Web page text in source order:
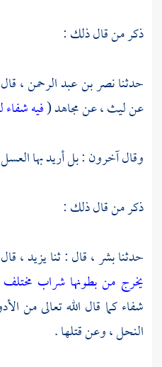
ذكر من قال ذلك :
حدثنانصر بن عبد الرحمن ،
عنليث ،عنمجاهد(فيه
وقال آخرون : بل أريد بها
ذكر من قال ذلك :
حدثنابشر ،قال : ثنايزيد ،
يخرج من بطونها شراب مختلف
شفاء كما قال الله تعالى من
النحل ، وعن قتلها .